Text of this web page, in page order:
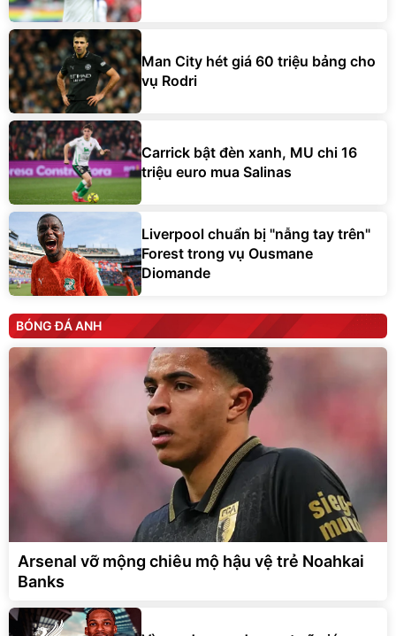
Man City hét giá 60 triệu bảng cho
vụ Rodri
Carrick bật đèn xanh, MU chi 16
triệu euro mua Salinas
Liverpool chuẩn bị "nẫng tay trên"
Forest trong vụ Ousmane
Diomande
BÓNG ĐÁ ANH
Arsenal vỡ mộng chiêu mộ hậu vệ trẻ Noahkai
Banks